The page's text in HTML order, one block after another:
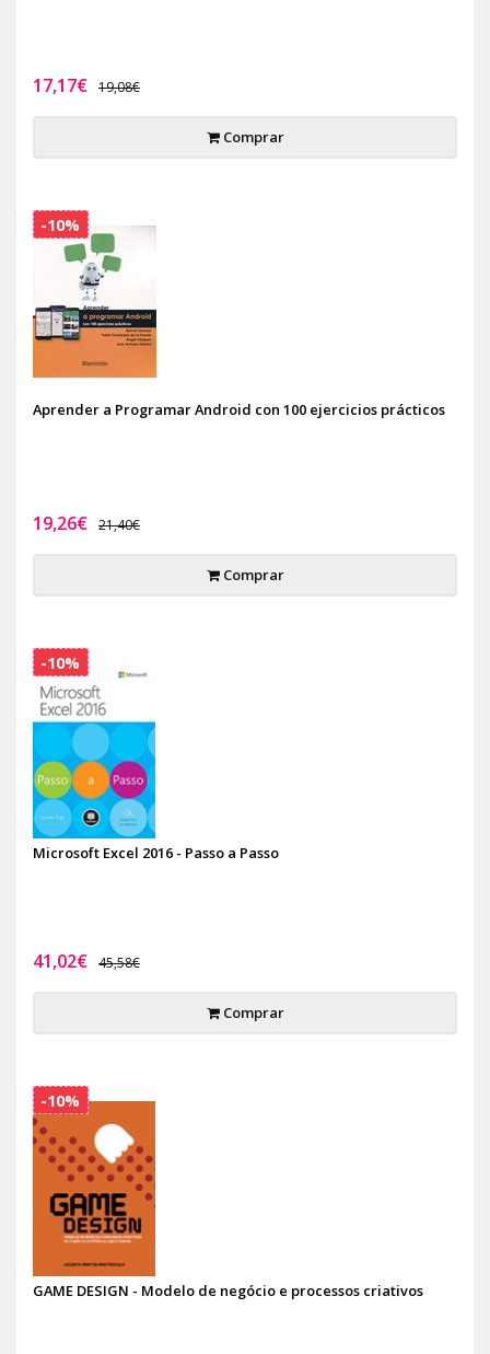
17,17€ 19,08€
Comprar
Aprender a Programar Android con 100 ejercicios prácticos
19,26€ 21,40€
Comprar
-10%
Microsoft Excel 2016 - Passo a Passo
41,02€ 45,58€
Comprar
-10%
GAME DESIGN - Modelo de negócio e processos criativos
-10%